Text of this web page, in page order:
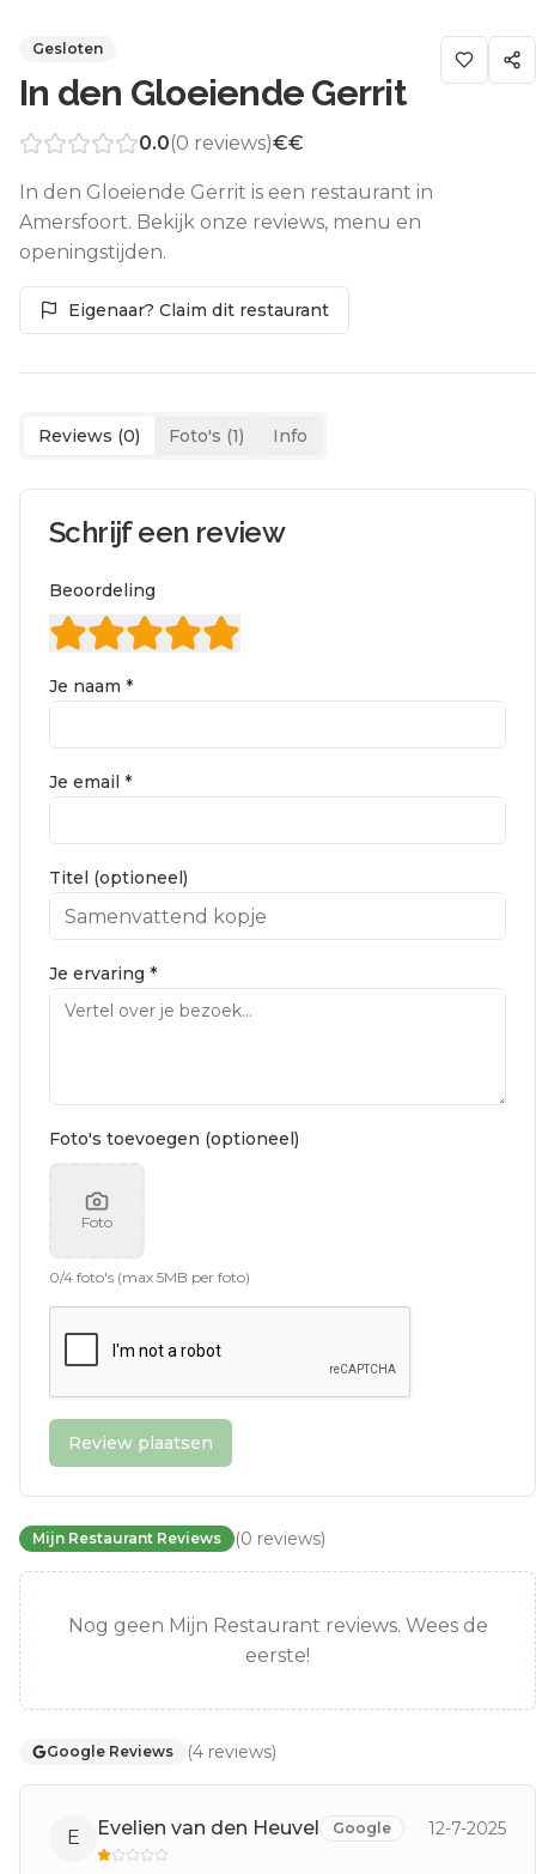
Gesloten
In den Gloeiende Gerrit
0.0(0 reviews)€€
In den Gloeiende Gerrit is een restaurant in
Amersfoort. Bekijk onze reviews, menu en
openingstijden.
Eigenaar? Claim dit restaurant
Reviews (0) Foto's (1) Info
Schrijf een review
Beoordeling
Je naam *
Je email *
Titel (optioneel)
Je ervaring *
Foto's toevoegen (optioneel)
Foto
0/4 foto's (max 5MB per foto)
Review plaatsen
Mijn Restaurant Reviews (0 reviews)
Nog geen Mijn Restaurant reviews. Wees de
eerste!
Google Reviews (4 reviews)
E Evelien van den Heuvel Google 12-7-2025